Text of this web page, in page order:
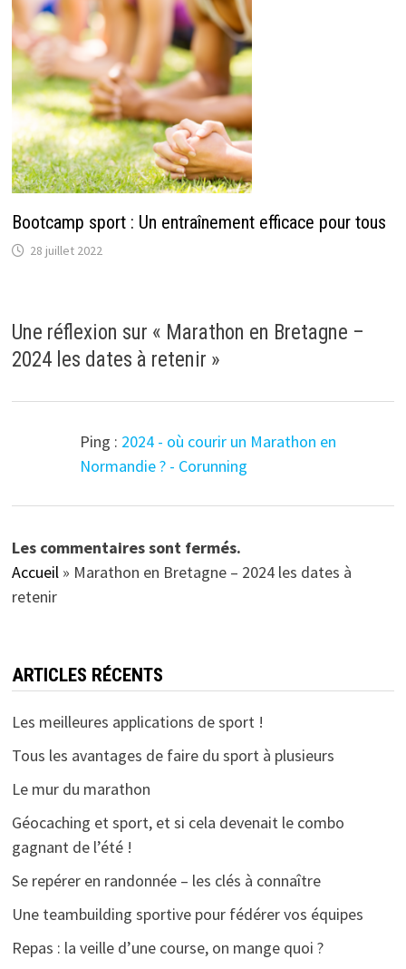
Bootcamp sport : Un entraînement efficace pour tous
28 juillet 2022
Une réflexion sur « Marathon en Bretagne –
2024 les dates à retenir »
Ping : 2024 - où courir un Marathon en
Normandie ? - Corunning
Les commentaires sont fermés.
Accueil » Marathon en Bretagne – 2024 les dates à
retenir
ARTICLES RÉCENTS
Les meilleures applications de sport !
Tous les avantages de faire du sport à plusieurs
Le mur du marathon
Géocaching et sport, et si cela devenait le combo
gagnant de l’été !
Se repérer en randonnée – les clés à connaître
Une teambuilding sportive pour fédérer vos équipes
Repas : la veille d’une course, on mange quoi ?